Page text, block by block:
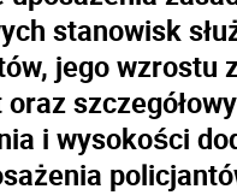
stanowisk
jego wzrostu
oraz
i wysokości